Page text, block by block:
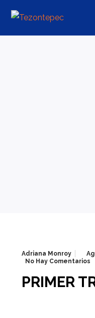
Adriana Monroy
No Hay Comentarios
PRIMER